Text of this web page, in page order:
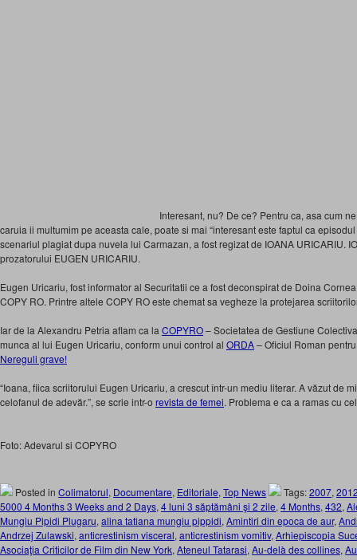
Interesant, nu? De ce? Pentru ca, asa cum
caruia ii multumim pe aceasta cale, poate si mai “interesant este faptul ca
scenariul plagiat dupa nuvela lui Carmazan, a fost regizat de IOANA URICARIU.
prozatorului EUGEN URICARIU.
Eugen Uricariu, fost informator al Securitatii ce a fost deconspirat de Doina
COPY RO. Printre altele COPY RO este chemat sa vegheze la protejarea
Iar de la Alexandru Petria aflam ca la COPYRO– Societatea de Gestiune
munca al lui Eugen Uricariu, conform unui control al ORDA– Oficiul Roman
Nereguli grave!
“Ioana, fiica scriitorului Eugen Uricariu, a crescut într-un mediu literar. A văzut de
celofanul de adevăr.”, se scrie intr-o revista de femei. Problema e ca a ramas cu
Foto: Adevarul si COPYRO
Posted in Colimatorul, Documentare, Editoriale, Top News Tags:2007,
5000 4 Months 3 Weeks and 2 Days, 4 luni 3 săptămâni şi 2 zile, 4 Months, 432,
Mungiu Pipidi Plugaru, alina tatiana mungiu pippidi, Amintiri din epoca de aur,
Andrzej Zulawski, anticrestinism visceral, anticrestinism vomitiv, Arhiepiscopia
Asociaţia Criticilor de Film din New York, Ateneul Tatarasi, Au-delà des collines,